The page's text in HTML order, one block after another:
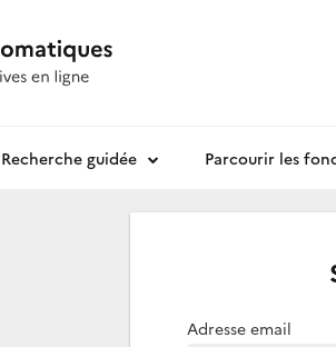
Recherche guidée Parcourir les
Adresse email